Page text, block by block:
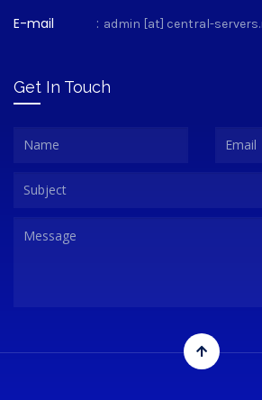
E-mail : admin [at] central-
Get In Touch